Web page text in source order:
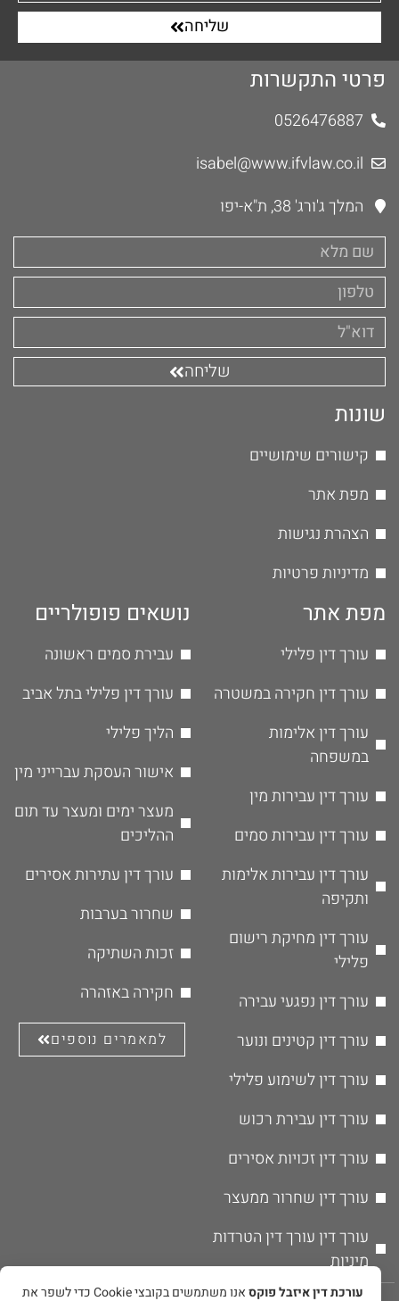
שליחה
פרטי התקשרות
0526476887
isabel@www.ifvlaw.co.il
המלך ג'ורג' 38, ת"א-יפו
שליחה
שונות
קישורים שימושיים
מפת אתר
הצהרת נגישות
מדיניות פרטיות
מפת אתר
עורך דין פלילי
עורך דין חקירה במשטרה
עורך דין אלימות
במשפחה
עורך דין עבירות מין
עורך דין עבירות סמים
עורך דין עבירות אלימות
ותקיפה
עורך דין מחיקת רישום
פלילי
עורך דין נפגעי עבירה
עורך דין קטינים ונוער
עורך דין לשימוע פלילי
עורך דין עבירת רכוש
עורך דין זכויות אסירים
עורך דין שחרור ממעצר
עורך דין עורך דין הטרדות
מיניות
נושאים פופולריים
עבירת סמים ראשונה
עורך דין פלילי בתל אביב
הליך פלילי
אישור העסקת עברייני מין
מעצר ימים ומעצר עד תום
ההליכים
עורך דין עתירות אסירים
שחרור בערבות
זכות השתיקה
חקירה באזהרה
למאמרים נוספים
עורכת דין איזבל פוקס
אנו משתמשים בקובצי Cookie כדי לשפר את